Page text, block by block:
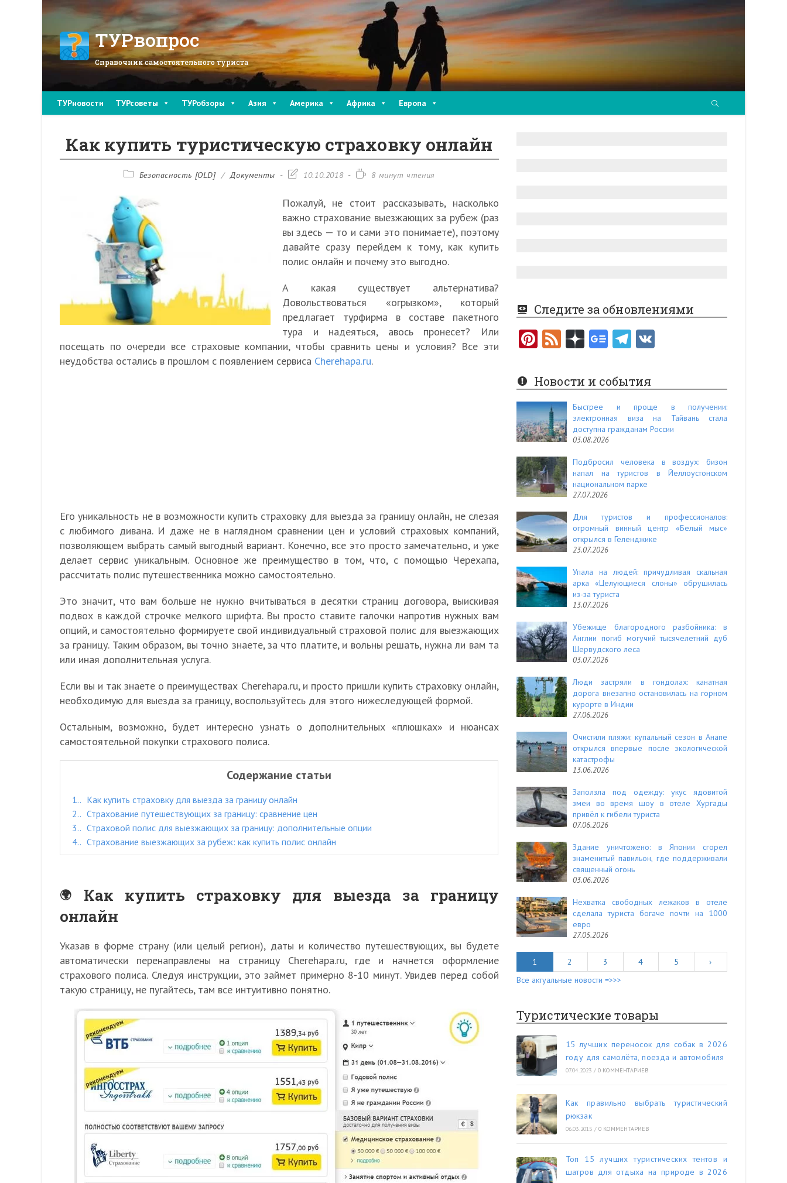
ТУРвопрос
Справочник самостоятельного туриста
ТУРновости ТУРсоветы ТУРобзоры Азия Америка Африка Европа
Как купить туристическую страховку онлайн
РубрикаБезопасность [OLD] / Документы
Запись10.10.2018
Время8 минут чтения
Пожалуй, не стоит рассказывать, насколько
важно страхование выезжающих за рубеж (раз
вы здесь — то и сами это понимаете), поэтому
давайте сразу перейдем к тому, как купить
полис онлайн и почему это выгодно.
А какая существует альтернатива?
Довольствоваться «огрызком», который
предлагает турфирма в составе пакетного
тура и надеяться, авось пронесет? Или
посещать по очереди все страховые компании, чтобы сравнить цены и условия? Все эти
неудобства остались в прошлом с появлением сервиса Cherehapa.ru.
Его уникальность не в возможности купить страховку для выезда за границу онлайн, не слезая
с любимого дивана. И даже не в наглядном сравнении цен и условий страховых компаний,
позволяющем выбрать самый выгодный вариант. Конечно, все это просто замечательно, и уже
делает сервис уникальным. Основное же преимущество в том, что, с помощью Черехапа,
рассчитать полис путешественника можно самостоятельно.
Это значит, что вам больше не нужно вчитываться в десятки страниц договора, выискивая
подвох в каждой строчке мелкого шрифта. Вы просто ставите галочки напротив нужных вам
опций, и самостоятельно формируете свой индивидуальный страховой полис для выезжающих
за границу. Таким образом, вы точно знаете, за что платите, и вольны решать, нужна ли вам та
или иная дополнительная услуга.
Если вы и так знаете о преимуществах Cherehapa.ru, и просто пришли купить страховку онлайн,
необходимую для выезда за границу, воспользуйтесь для этого нижеследующей формой.
Остальным, возможно, будет интересно узнать о дополнительных «плюшках» и нюансах
самостоятельной покупки страхового полиса.
Содержание статьи
1.
Как купить страховку для выезда за границу онлайн
2.
Страхование путешествующих за границу: сравнение цен
3.
Страховой полис для выезжающих за границу: дополнительные опции
4.
Страхование выезжающих за рубеж: как купить полис онлайн
Как купить страховку для выезда за границу
онлайн
Указав в форме страну (или целый регион), даты и количество путешествующих, вы будете
автоматически перенаправлены на страницу Cherehapa.ru, где и начнется оформление
страхового полиса. Следуя инструкции, это займет примерно 8-10 минут. Увидев перед собой
такую страницу, не пугайтесь, там все интуитивно понятно.
Следите за обновлениями
Pi
er
es
t
F
e
d
Новости и события
Быстрее и проще в получении:
электронная виза на Тайвань стала
доступна гражданам России
03.08.2026
Подбросил человека в воздух: бизон
напал на туристов в Йеллоустонском
национальном парке
27.07.2026
Для туристов и профессионалов:
огромный винный центр «Белый мыс»
открылся в Геленджике
23.07.2026
Упала на людей: причудливая скальная
арка «Целующиеся слоны» обрушилась
из-за туриста
13.07.2026
Убежище благородного разбойника: в
Англии погиб могучий тысячелетний дуб
Шервудского леса
03.07.2026
Люди застряли в гондолах: канатная
дорога внезапно остановилась на горном
курорте в Индии
27.06.2026
Очистили пляжи: купальный сезон в Анапе
открылся впервые после экологической
катастрофы
13.06.2026
Заползла под одежду: укус ядовитой
змеи во время шоу в отеле Хургады
привёл к гибели туриста
07.06.2026
Здание уничтожено: в Японии сгорел
знаменитый павильон, где поддерживали
священный огонь
03.06.2026
Нехватка свободных лежаков в отеле
сделала туриста богаче почти на 1000
евро
27.05.2026
1 2 3 4 5
›
Все актуальные новости =>>>
Туристические товары
15 лучших переносок для собак в 2026
году для самолёта, поезда и автомобиля
07.04.2023 / 0 КОММЕНТАРИЕВ
Как правильно выбрать туристический
рюкзак
06.03.2015 / 0 КОММЕНТАРИЕВ
Топ 15 лучших туристических тентов и
шатров для отдыха на природе в 2026